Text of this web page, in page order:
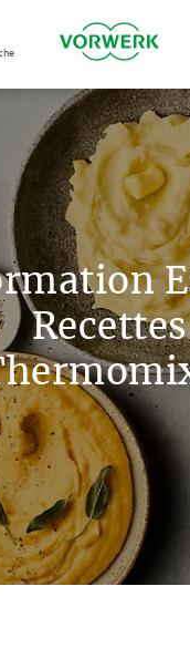
Recettes